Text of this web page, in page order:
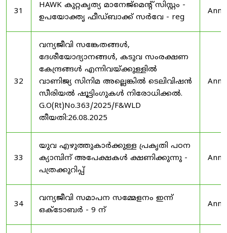
31
HAWK കുറ്റകൃത്യ മാനേജ്മെന്റ് സിസ്റ്റം -
ഉപയോക്തൃ ഫീഡ്‌ബാക്ക് സർവേ - reg
32
വന്യജീവി സങ്കേതങ്ങൾ,
ദേശീയോദ്യാനങ്ങൾ, കടുവ സംരക്ഷണ
കേന്ദ്രങ്ങൾ എന്നിവയ്ക്കുള്ളിൽ
വാണിജ്യ സിനിമ അല്ലെങ്കിൽ ടെലിവിഷൻ
സീരിയൽ ഷൂട്ടിംഗുകൾ നിരോധിക്കൽ.
G.O(Rt)No.363/2025/F&WLD
തീയതി:26.08.2025
33
യുവ എഴുത്തുകാർക്കുള്ള പ്രകൃതി പഠന
ക്യാമ്പിന് അപേക്ഷകൾ ക്ഷണിക്കുന്നു -
പത്രക്കുറിപ്പ്
34
വന്യജീവി സമാപന സമ്മേളനം ഇന്ന്
ഒക്ടോബർ - 9 ന്